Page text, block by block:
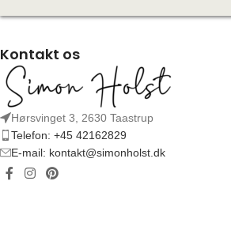
Kontakt os
Hørsvinget 3, 2630 Taastrup
Telefon: +45 42162829
E-mail: kontakt@simonholst.dk